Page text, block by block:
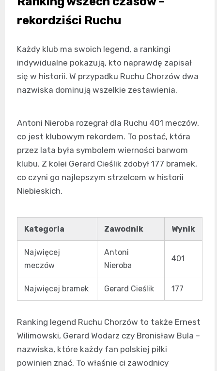
rekordziści Ruchu
Każdy klub ma swoich legend, a rankingi
indywidualne pokazują, kto naprawdę zapisał
się w historii. W przypadku Ruchu Chorzów dwa
nazwiska dominują wszelkie zestawienia.
Antoni Nieroba rozegrał dla Ruchu 401 meczów,
co jest klubowym rekordem. To postać, która
przez lata była symbolem wierności barwom
klubu. Z kolei Gerard Cieślik zdobył 177 bramek,
co czyni go najlepszym strzelcem w historii
Niebieskich.
Kategoria Zawodnik Wynik
Najwięcej
meczów
Antoni
Nieroba
401
Najwięcej bramek Gerard Cieślik 177
Ranking legend Ruchu Chorzów to także Ernest
Wilimowski, Gerard Wodarz czy Bronisław Bula –
nazwiska, które każdy fan polskiej piłki
powinien znać. To właśnie ci zawodnicy